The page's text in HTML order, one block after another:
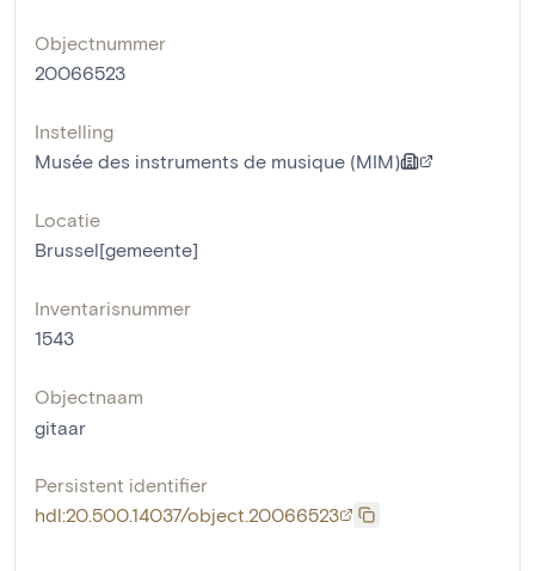
Objectnummer
20066523
Instelling
Musée des instruments de musique (MIM)
Locatie
Brussel[gemeente]
Inventarisnummer
1543
Objectnaam
gitaar
Persistent identifier
hdl:20.500.14037/object.20066523